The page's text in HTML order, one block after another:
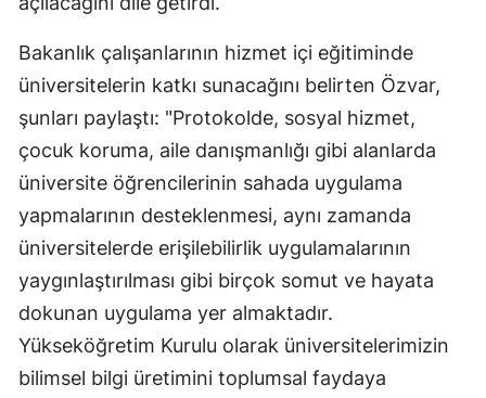
Bakanlık çalışanlarının hizmet içi eğitiminde
üniversitelerin katkı sunacağını belirten Özvar,
şunları paylaştı: "Protokolde, sosyal hizmet,
çocuk koruma, aile danışmanlığı gibi alanlarda
üniversite öğrencilerinin sahada uygulama
yapmalarının desteklenmesi, aynı zamanda
üniversitelerde erişilebilirlik uygulamalarının
yaygınlaştırılması gibi birçok somut ve hayata
dokunan uygulama yer almaktadır.
Yükseköğretim Kurulu olarak üniversitelerimizin
bilimsel bilgi üretimini toplumsal faydaya